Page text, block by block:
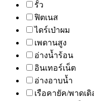
รั้ว
ฟิตเนส
ไดร์เป่าผม
เพดานสูง
อ่างน้ำร้อน
อินเทอร์เน็ต
อ่างอาบน้ำ
เรือคายัค/พาดเ